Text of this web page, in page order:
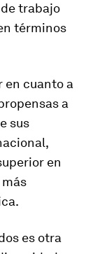
trabajo
términos
en cuanto a
a
sus
en
es otra